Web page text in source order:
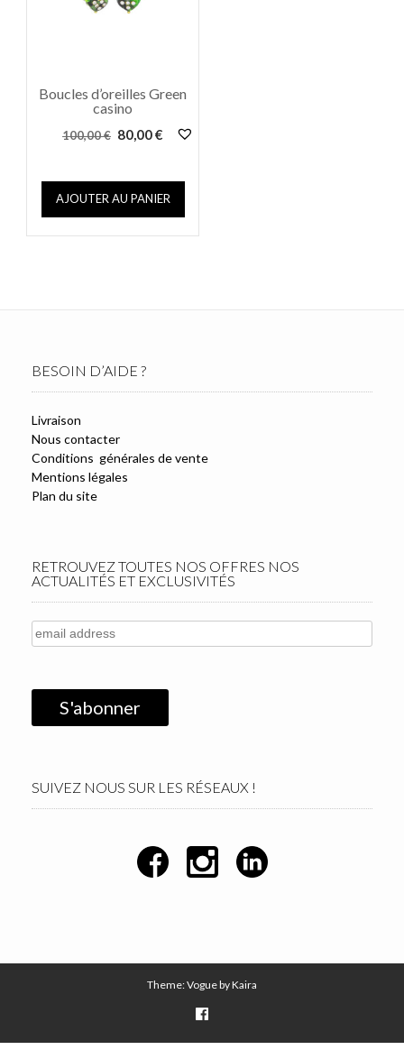
Boucles d’oreilles Green
casino
100,00€ Le
était :
80,00€ Le
est :
AJOUTER AU PANIER
BESOIN D’AIDE ?
Livraison
Nous contacter
Conditions générales de vente
Mentions légales
Plan du site
RETROUVEZ TOUTES NOS OFFRES NOS
ACTUALITÉS ET EXCLUSIVITÉS
SUIVEZ NOUS SUR LES RÉSEAUX !
Theme: Vogue byKaira